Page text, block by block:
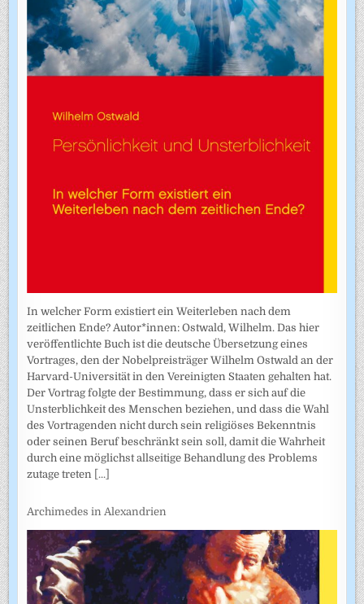
In welcher Form existiert ein Weiterleben nach dem
zeitlichen Ende? Autor*innen: Ostwald, Wilhelm. Das hier
veröffentlichte Buch ist die deutsche Übersetzung eines
Vortrages, den der Nobelpreisträger Wilhelm Ostwald an der
Harvard-Universität in den Vereinigten Staaten gehalten hat.
Der Vortrag folgte der Bestimmung, dass er sich auf die
Unsterblichkeit des Menschen beziehen, und dass die Wahl
des Vortragenden nicht durch sein religiöses Bekenntnis
oder seinen Beruf beschränkt sein soll, damit die Wahrheit
durch eine möglichst allseitige Behandlung des Problems
zutage treten [...]
Archimedes in Alexandrien